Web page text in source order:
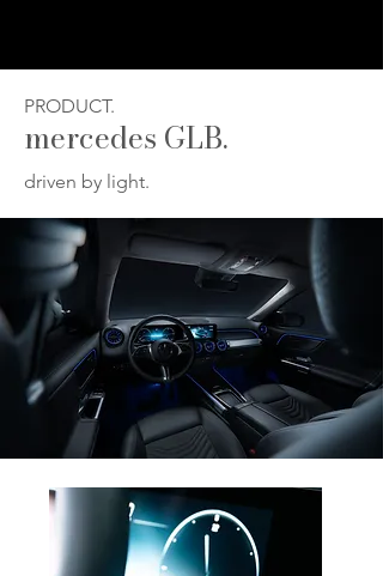
PRODUCT.
mercedes GLB.
driven by light.